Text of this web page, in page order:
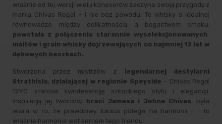
właśnie od tej wersji wielu koneserów zaczyna swoją przygodę z
marką Chivas Regal – i nie bez powodu. To whisky o idealnej
równowadze między delikatnością a bogactwem smaku,
powstała z połączenia starannie wyselekcjonowanych
maltów i grain whisky dojrzewających co najmniej 12 lat w
dębowych beczkach.
Stworzona przez mistrzów z legendarnej destylarni
Strathisla, działającej w regionie Speyside – Chivas Regal
12YO stanowi kwintesencję szkockiego stylu i elegancji.
Inspiracją jej twórców, braci Jamesa i Johna Chivas, była
wiara w to, że prawdziwy luksus polega na harmonii – i to
właśnie harmonia jest sercem tego blendu.